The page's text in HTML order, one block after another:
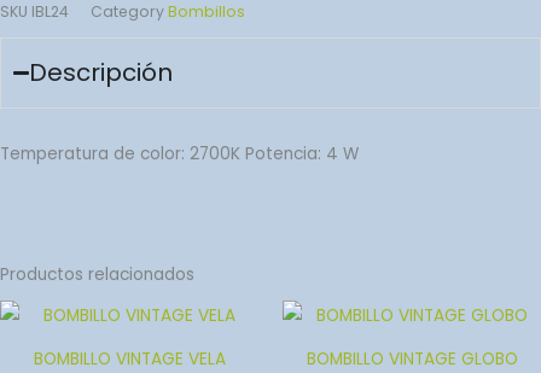
SKU IBL24 CategoryBombillos
Descripción
Temperatura de color: 2700K Potencia: 4 W
Productos relacionados
BOMBILLO VINTAGE VELA BOMBILLO VINTAGE GLOBO